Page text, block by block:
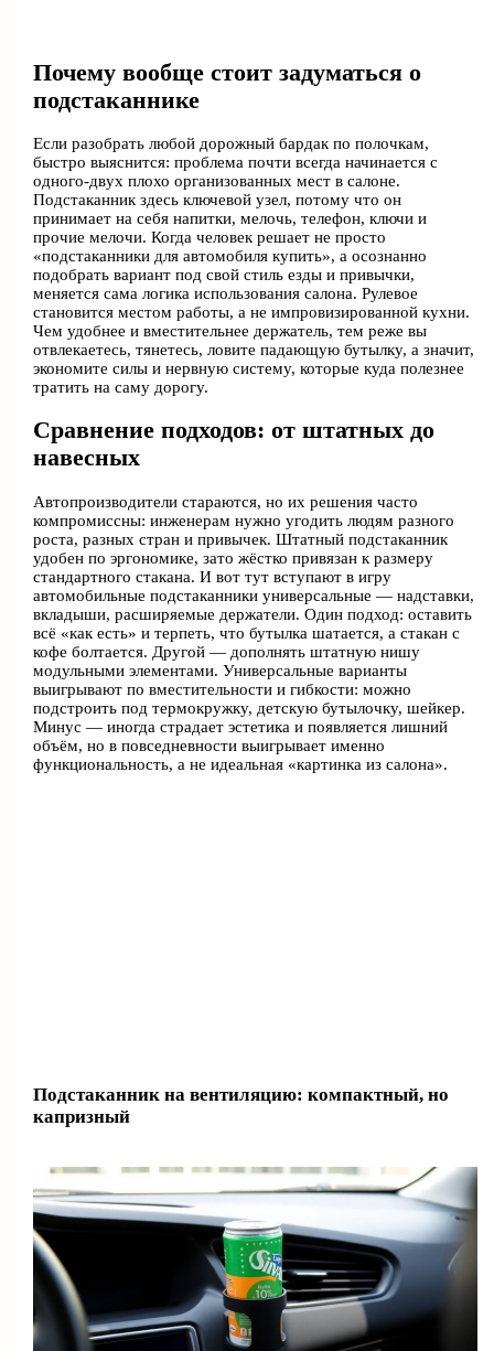
Почему вообще стоит задуматься о
подстаканнике
Если разобрать любой дорожный бардак по полочкам,
быстро выяснится: проблема почти всегда начинается с
одного-двух плохо организованных мест в салоне.
Подстаканник здесь ключевой узел, потому что он
принимает на себя напитки, мелочь, телефон, ключи и
прочие мелочи. Когда человек решает не просто
«подстаканники для автомобиля купить», а осознанно
подобрать вариант под свой стиль езды и привычки,
меняется сама логика использования салона. Рулевое
становится местом работы, а не импровизированной кухни.
Чем удобнее и вместительнее держатель, тем реже вы
отвлекаетесь, тянетесь, ловите падающую бутылку, а значит,
экономите силы и нервную систему, которые куда полезнее
тратить на саму дорогу.
Сравнение подходов: от штатных до
навесных
Автопроизводители стараются, но их решения часто
компромиссны: инженерам нужно угодить людям разного
роста, разных стран и привычек. Штатный подстаканник
удобен по эргономике, зато жёстко привязан к размеру
стандартного стакана. И вот тут вступают в игру
автомобильные подстаканники универсальные — надставки,
вкладыши, расширяемые держатели. Один подход: оставить
всё «как есть» и терпеть, что бутылка шатается, а стакан с
кофе болтается. Другой — дополнять штатную нишу
модульными элементами. Универсальные варианты
выигрывают по вместительности и гибкости: можно
подстроить под термокружку, детскую бутылочку, шейкер.
Минус — иногда страдает эстетика и появляется лишний
объём, но в повседневности выигрывает именно
функциональность, а не идеальная «картинка из салона».
Подстаканник на вентиляцию: компактный, но
капризный